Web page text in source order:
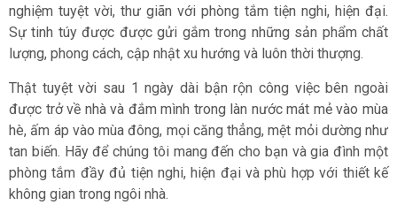
nghiệm tuyệt vời, thư giãn với phòng tắm tiện nghi, hiện đại.
Sự tinh túy được được gửi gắm trong những sản phẩm chất
lượng, phong cách, cập nhật xu hướng và luôn thời thượng.
Thật tuyệt vời sau 1 ngày dài bận rộn công việc bên ngoài
được trở về nhà và đắm mình trong làn nước mát mẻ vào mùa
hè, ấm áp vào mùa đông, mọi căng thẳng, mệt mỏi dường như
tan biến. Hãy để chúng tôi mang đến cho bạn và gia đình một
phòng tắm đầy đủ tiện nghi, hiện đại và phù hợp với thiết kế
không gian trong ngôi nhà.